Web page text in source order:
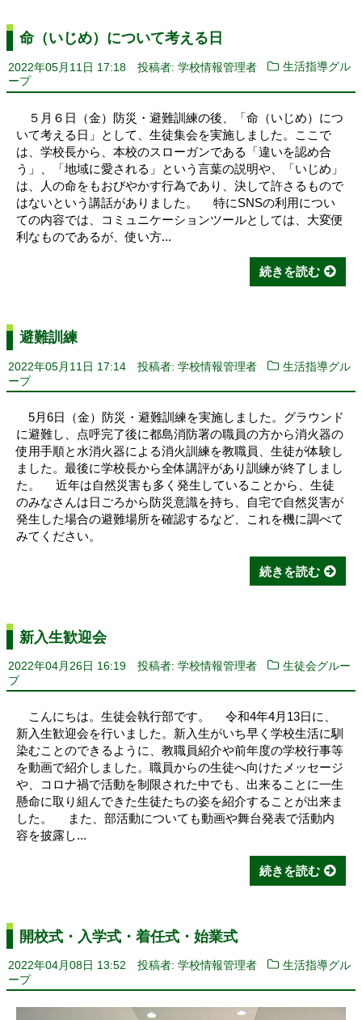
命（いじめ）について考える日
2022年05月11日 17:18 投稿者: 学校情報管理者
生活指導グル
ープ
５月６日（金）防災・避難訓練の後、「命（いじめ）につ
いて考える日」として、生徒集会を実施しました。ここで
は、学校長から、本校のスローガンである「違いを認め合
う」、「地域に愛される」という言葉の説明や、「いじめ」
は、人の命をもおびやかす行為であり、決して許さるもので
はないという講話がありました。 特にSNSの利用につい
ての内容では、コミュニケーションツールとしては、大変便
利なものであるが、使い方...
続きを読む
避難訓練
2022年05月11日 17:14 投稿者: 学校情報管理者
生活指導グル
ープ
5月6日（金）防災・避難訓練を実施しました。グラウンド
に避難し、点呼完了後に都島消防署の職員の方から消火器の
使用手順と水消火器による消火訓練を教職員、生徒が体験し
ました。最後に学校長から全体講評があり訓練が終了しまし
た。 近年は自然災害も多く発生していることから、生徒
のみなさんは日ごろから防災意識を持ち、自宅で自然災害が
発生した場合の避難場所を確認するなど、これを機に調べて
みてください。
続きを読む
新入生歓迎会
2022年04月26日 16:19 投稿者: 学校情報管理者
生徒会グルー
プ
こんにちは。生徒会執行部です。 令和4年4月13日に、
新入生歓迎会を行いました。新入生がいち早く学校生活に馴
染むことのできるように、教職員紹介や前年度の学校行事等
を動画で紹介しました。職員からの生徒へ向けたメッセージ
や、コロナ禍で活動を制限された中でも、出来ることに一生
懸命に取り組んできた生徒たちの姿を紹介することが出来ま
した。 また、部活動についても動画や舞台発表で活動内
容を披露し...
続きを読む
開校式・入学式・着任式・始業式
2022年04月08日 13:52 投稿者: 学校情報管理者
生活指導グル
ープ